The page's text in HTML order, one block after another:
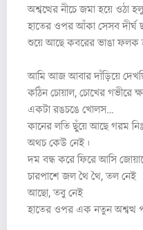
অশ্বত্থের নীচে জমা হয়ে ওঠা
হাতের ওপর আঁকা সেসব দীর্ঘ
শুয়ে আছে কবরের ভাঙা ফলক
আমি আজ আবার দাঁড়িয়ে
কঠিন চোয়াল, চোখের গভীরে
একটা রঙচঙে খোলস…
কানের লতি ছুঁয়ে আছে গরম
অথচ কেউ নেই।
দম বন্ধ করে ফিরে আসি
চারপাশে জল থৈ থৈ, তল নেই
আছো, তবু নেই
হাতের ওপর এক নতুন অশ্বত্থ